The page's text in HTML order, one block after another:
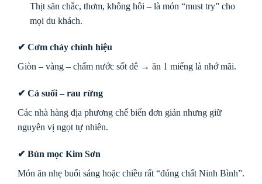
Thịt săn chắc, thơm, không hôi – là món “must try” cho
mọi du khách.
✔ Cơm cháy chính hiệu
Giòn – vàng – chấm nước sốt dê → ăn 1 miếng là nhớ mãi.
✔ Cá suối – rau rừng
Các nhà hàng địa phương chế biến đơn giản nhưng giữ
nguyên vị ngọt tự nhiên.
✔ Bún mọc Kim Sơn
Món ăn nhẹ buổi sáng hoặc chiều rất “đúng chất Ninh Bình”.